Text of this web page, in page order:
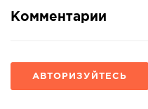
Комментарии
АВТОРИЗУЙТЕСЬ